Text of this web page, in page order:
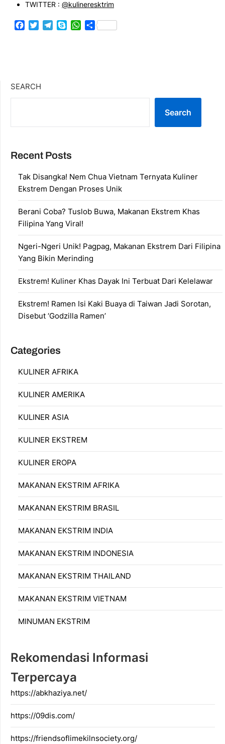
TWITTER : @kulineresktrim
Facebook
TwitterTelegram
SkypeWhatsApp
Share
SEARCH
Search
Recent Posts
Tak Disangka! Nem Chua Vietnam Ternyata Kuliner
Ekstrem Dengan Proses Unik
Berani Coba? Tuslob Buwa, Makanan Ekstrem Khas
Filipina Yang Viral!
Ngeri-Ngeri Unik! Pagpag, Makanan Ekstrem Dari Filipina
Yang Bikin Merinding
Ekstrem! Kuliner Khas Dayak Ini Terbuat Dari Kelelawar
Ekstrem! Ramen Isi Kaki Buaya di Taiwan Jadi Sorotan,
Disebut ‘Godzilla Ramen’
Categories
KULINER AFRIKA
KULINER AMERIKA
KULINER ASIA
KULINER EKSTREM
KULINER EROPA
MAKANAN EKSTRIM AFRIKA
MAKANAN EKSTRIM BRASIL
MAKANAN EKSTRIM INDIA
MAKANAN EKSTRIM INDONESIA
MAKANAN EKSTRIM THAILAND
MAKANAN EKSTRIM VIETNAM
MINUMAN EKSTRIM
Rekomendasi Informasi
Terpercaya
https://abkhaziya.net/
https://09dis.com/
https://friendsoflimekilnsociety.org/